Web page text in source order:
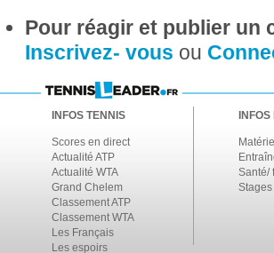
Pour réagir et publier un
Inscrivez- vous ou
INFOS TENNIS
Scores en direct
Actualité ATP
Actualité WTA
Grand Chelem
Classement ATP
Classement WTA
Les Français
Les espoirs
Matériel
Santé/
Stages